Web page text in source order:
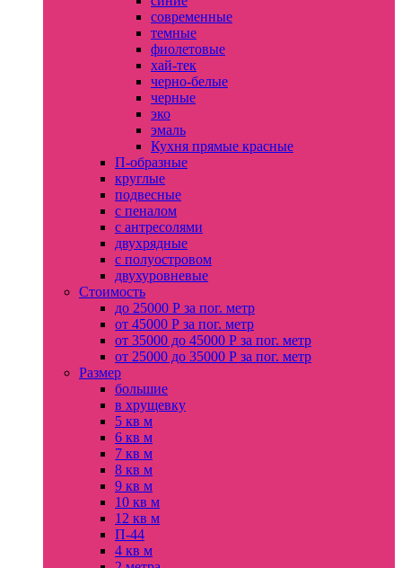
современные
темные
фиолетовые
хай-тек
черно-белые
черные
эко
эмаль
Кухня прямые красные
П-образные
круглые
подвесные
с пеналом
с антресолями
двухрядные
с полуостровом
двухуровневые
Стоимость
до 25000 Р за пог. метр
от 45000 Р за пог. метр
от 35000 до 45000 Р за пог. метр
от 25000 до 35000 Р за пог. метр
Размер
большие
в хрущевку
5 кв м
6 кв м
7 кв м
8 кв м
9 кв м
10 кв м
12 кв м
П-44
4 кв м